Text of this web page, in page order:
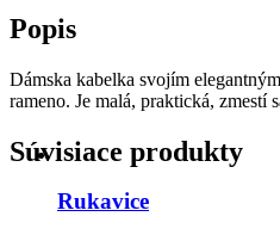
Popis
Dámska kabelka svojím
rameno. Je malá, praktická, zmestí
Súvisiace produkty
Rukavice